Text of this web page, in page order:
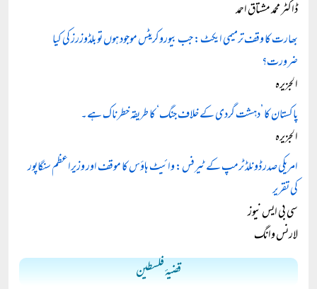
ڈاکٹر محمد مشتاق احمد
بھارت کا وقف ترمیمی ایکٹ: جب بیوروکریٹس موجود ہوں تو بلڈوزرز کی کیا
ضرورت؟
الجزیرہ
پاکستان کا ’دہشت گردی کے خلاف جنگ‘ کا طریقہ خطرناک ہے۔
الجزیرہ
امریکی صدر ڈونلڈ ٹرمپ کے ٹیرفس: وائیٹ ہاؤس کا موقف اور وزیراعظم سنگاپور
کی تقریر
سی بی ایس نیوز
لارنس وانگ
قضیۂ فلسطین